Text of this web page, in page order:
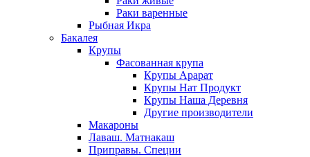
Раки варенные
Рыбная Икра
Бакалея
Крупы
Фасованная крупа
Крупы Арарат
Крупы Нат Продукт
Крупы Наша Деревня
Другие производители
Макароны
Лаваш. Матнакаш
Приправы. Специи